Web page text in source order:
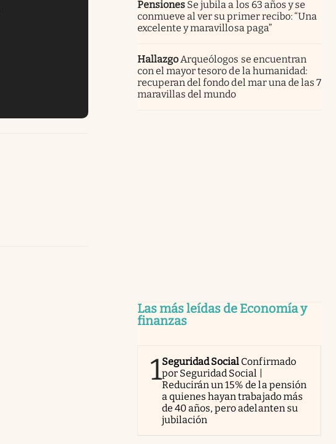
Pensiones Se jubila a los 63 años y se
conmueve al ver su primer recibo: “Una
excelente y maravillosa paga”
HallazgoArqueólogos se encuentran
con el mayor tesoro de la humanidad:
recuperan del fondo del mar una de las 7
maravillas del mundo
Las más leídas de Economía y
finanzas
1Seguridad Social Confirmado
por Seguridad Social |
Reducirán un 15% de la pensión
a quienes hayan trabajado más
de 40 años, pero adelanten su
jubilación